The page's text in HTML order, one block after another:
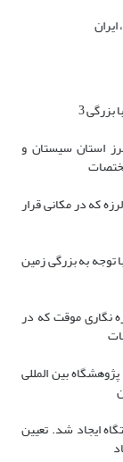
استان سیستان و
که در مکانی قرار
به بزرگی زمین
نگاری موقت که در
بین المللی
شد که در مجموع شبکه ای با 16 ایستگاه ایجاد شد. تعیین